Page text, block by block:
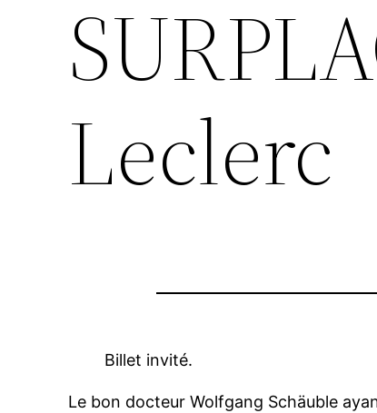
Leclerc
Billet invité.
Le bon docteur Wolfgang Schäuble